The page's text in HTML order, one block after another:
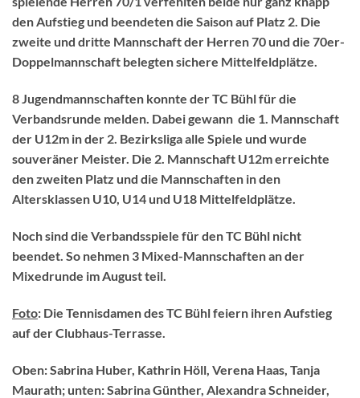
den Aufstieg und beendeten die Saison auf Platz 2. Die
zweite und dritte Mannschaft der Herren 70 und die 70er-
Doppelmannschaft belegten sichere Mittelfeldplätze.
8 Jugendmannschaften konnte der TC Bühl für die
Verbandsrunde melden. Dabei gewann die 1. Mannschaft
der U12m in der 2. Bezirksliga alle Spiele und wurde
souveräner Meister. Die 2. Mannschaft U12m erreichte
den zweiten Platz und die Mannschaften in den
Altersklassen U10, U14 und U18 Mittelfeldplätze.
Noch sind die Verbandsspiele für den TC Bühl nicht
beendet. So nehmen 3 Mixed-Mannschaften an der
Mixedrunde im August teil.
Foto: Die Tennisdamen des TC Bühl feiern ihren Aufstieg
auf der Clubhaus-Terrasse.
Oben: Sabrina Huber, Kathrin Höll, Verena Haas, Tanja
Maurath; unten: Sabrina Günther, Alexandra Schneider,